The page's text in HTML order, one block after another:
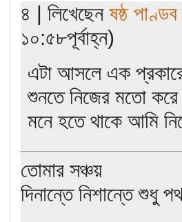
৪ | লিখেছেন ষষ্ঠ পাণ্ডব
১০:৫৮পূর্বাহ্ন)
এটা আসলে এক
শুনতে নিজের মতো করে
মনে হতে থাকে আমি
তোমার সঞ্চয়
দিনান্তে নিশান্তে শুধু